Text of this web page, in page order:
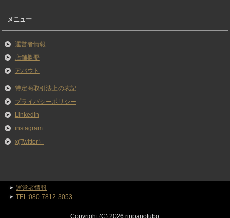
メニュー
運営者情報
店舗概要
アバウト
特定商取引法上の表記
プライバシーポリシー
LinkedIn
instagram
x(Twitter）
運営者情報
TEL:080-7812-3053
Copyright (C) 2026 rinpanotubo